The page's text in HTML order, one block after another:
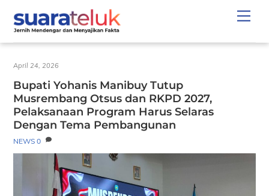
content
April 24, 2026
Bupati Yohanis Manibuy Tutup
Musrembang Otsus dan RKPD 2027,
Pelaksanaan Program Harus Selaras
Dengan Tema Pembangunan
NEWS 0